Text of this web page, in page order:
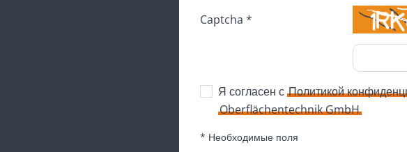
Captcha *
Я согласен с Политикой
Oberflächentechnik GmbH
* Необходимые поля